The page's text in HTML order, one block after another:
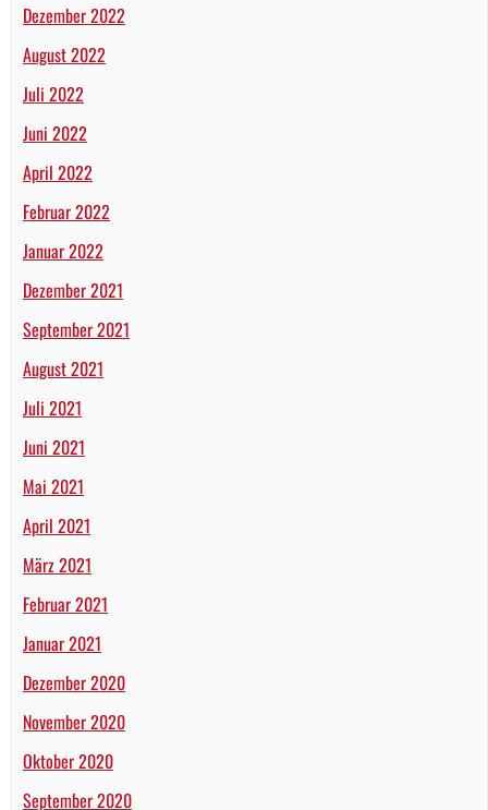
Dezember 2022
August 2022
Juli 2022
Juni 2022
April 2022
Februar 2022
Januar 2022
Dezember 2021
September 2021
August 2021
Juli 2021
Juni 2021
Mai 2021
April 2021
März 2021
Februar 2021
Januar 2021
Dezember 2020
November 2020
Oktober 2020
September 2020